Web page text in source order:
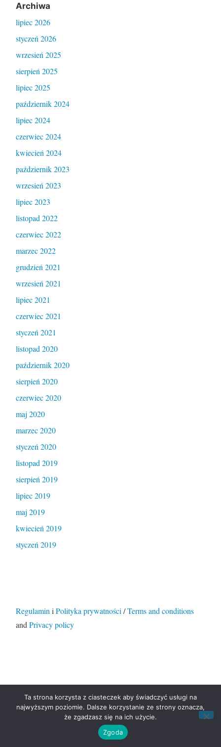
Archiwa
lipiec 2026
styczeń 2026
wrzesień 2025
sierpień 2025
lipiec 2025
październik 2024
lipiec 2024
czerwiec 2024
kwiecień 2024
październik 2023
wrzesień 2023
lipiec 2023
listopad 2022
czerwiec 2022
marzec 2022
grudzień 2021
wrzesień 2021
lipiec 2021
czerwiec 2021
styczeń 2021
listopad 2020
październik 2020
sierpień 2020
czerwiec 2020
maj 2020
marzec 2020
styczeń 2020
listopad 2019
sierpień 2019
lipiec 2019
maj 2019
kwiecień 2019
styczeń 2019
Regulamin i Polityka prywatności /Terms and conditions
and Privacy policy
Dumnie wspierane przez WordPressa |Motyw:
Independent Publisher 2. Autor motywu:
Raam Dev
Ta strona korzysta z ciasteczek aby świadczyć usługi na
najwyższym poziomie. Dalsze korzystanie ze strony oznacza,
że zgadzasz się na ich użycie.
Zgoda